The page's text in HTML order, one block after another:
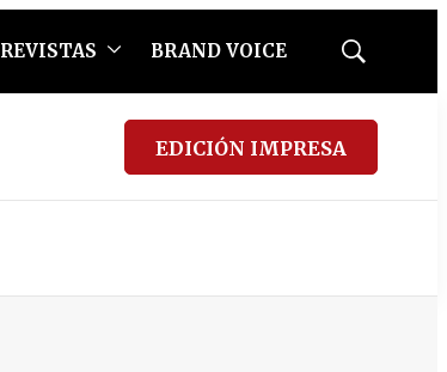
REVISTAS BRAND VOICE
Mostrar
EDICIÓN IMPRESA